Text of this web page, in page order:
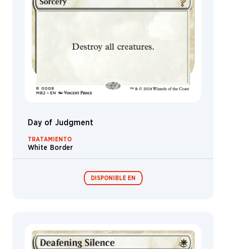
Day of Judgment
TRATAMIENTO
White Border
DISPONIBLE EN